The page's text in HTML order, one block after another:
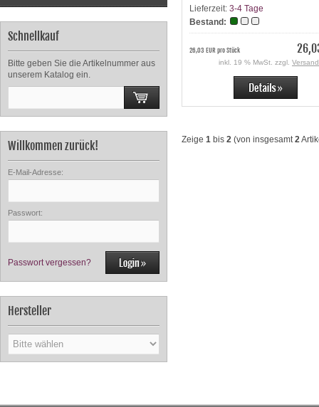
Schnellkauf
Bitte geben Sie die Artikelnummer aus
unserem Katalog ein.
Willkommen zurück!
E-Mail-Adresse:
Passwort:
Passwort vergessen?
Hersteller
Lieferzeit: 3-4 Tage
Bestand:
26,03 EUR pro Stück
inkl. 19 % MwSt. zzgl.
Zeige 1 bis 2 (von insgesamt2